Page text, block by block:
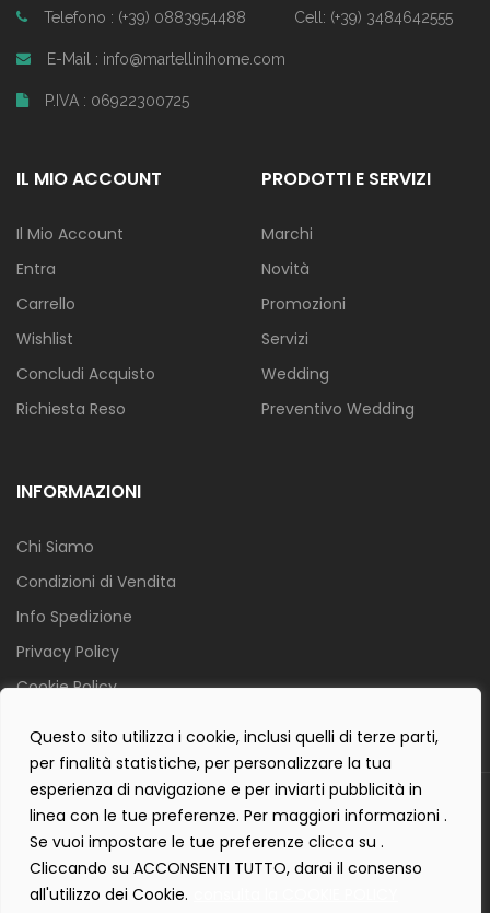
Questo sito utilizza i cookie, inclusi quelli di terze parti,
per finalità statistiche, per personalizzare la tua
esperienza di navigazione e per inviarti pubblicità in
linea con le tue preferenze. Per maggiori informazioni .
Se vuoi impostare le tue preferenze clicca su .
Cliccando su ACCONSENTI TUTTO, darai il consenso
all'utilizzo dei Cookie.
Telefono : (+39) 0883954488 Cell: (+39) 3484642555
E-Mail : info@martellinihome.com
P.IVA : 06922300725
IL MIO ACCOUNT
Il Mio Account
Entra
Carrello
Wishlist
Concludi Acquisto
Richiesta Reso
PRODOTTI E SERVIZI
Marchi
Novità
Promozioni
Servizi
Wedding
Preventivo Wedding
INFORMAZIONI
Chi Siamo
Condizioni di Vendita
Info Spedizione
Privacy Policy
Cookie Policy
Copyright 2019 © Tecnostudio di Martellini Nicoletta
Powered with